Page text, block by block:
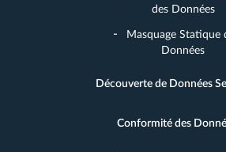
des Données
Masquage Statique
Données
Découverte de Données
Conformité des